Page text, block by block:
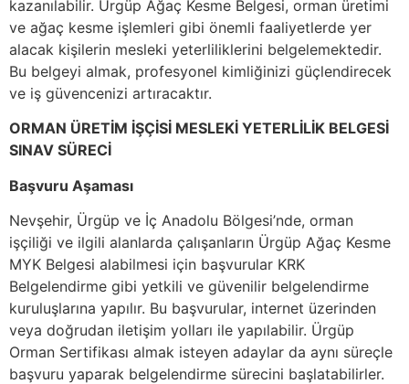
kazanılabilir. Ürgüp Ağaç Kesme Belgesi, orman üretimi
ve ağaç kesme işlemleri gibi önemli faaliyetlerde yer
alacak kişilerin mesleki yeterliliklerini belgelemektedir.
Bu belgeyi almak, profesyonel kimliğinizi güçlendirecek
ve iş güvencenizi artıracaktır.
ORMAN ÜRETİM İŞÇİSİ MESLEKİ YETERLİLİK BELGESİ
SINAV SÜRECİ
Başvuru Aşaması
Nevşehir, Ürgüp ve İç Anadolu Bölgesi’nde, orman
işçiliği ve ilgili alanlarda çalışanların Ürgüp Ağaç Kesme
MYK Belgesi alabilmesi için başvurular KRK
Belgelendirme gibi yetkili ve güvenilir belgelendirme
kuruluşlarına yapılır. Bu başvurular, internet üzerinden
veya doğrudan iletişim yolları ile yapılabilir. Ürgüp
Orman Sertifikası almak isteyen adaylar da aynı süreçle
başvuru yaparak belgelendirme sürecini başlatabilirler.